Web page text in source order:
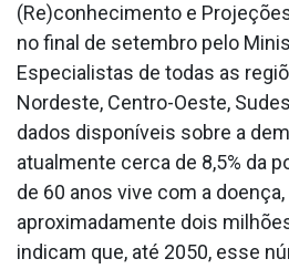
(Re)conhecimento e
no final de setembro pelo
Especialistas de todas as
Nordeste, Centro-Oeste,
dados disponíveis sobre a
atualmente cerca de 8,5% da
de 60 anos vive com a
aproximadamente dois
indicam que, até 2050, esse